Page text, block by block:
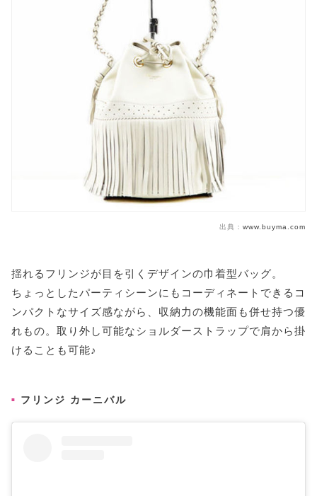
出典： www.buyma.com
揺れるフリンジが目を引くデザインの巾着型バッグ。
ちょっとしたパーティシーンにもコーディネートできるコ
ンパクトなサイズ感ながら、収納力の機能面も併せ持つ優
れもの。取り外し可能なショルダーストラップで肩から掛
けることも可能♪
フリンジ カーニバル